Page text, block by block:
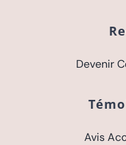
Devenir
Avis